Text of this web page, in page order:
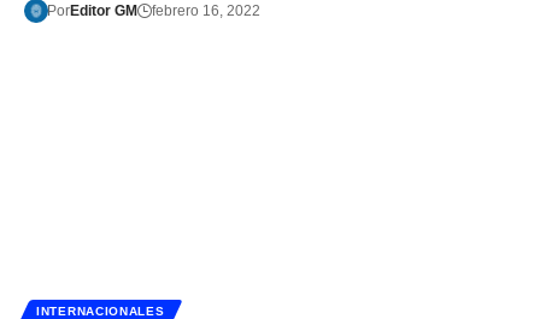
PorEditor GM febrero 16, 2022
INTERNACIONALES